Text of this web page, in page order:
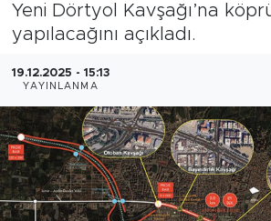
Yeni Dörtyol Kavşağı’na
yapılacağını açıkladı.
19.12.2025 - 15:13
YAYINLANMA